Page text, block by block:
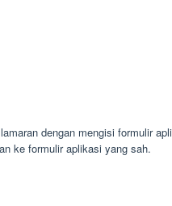
dengan mengisi formulir
ke formulir aplikasi yang sah.